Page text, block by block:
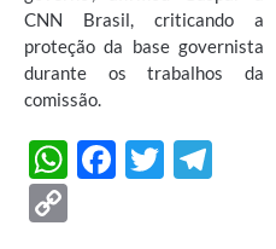
CNN Brasil, criticando a
proteção da base governista
durante os trabalhos da
comissão.
W F
T